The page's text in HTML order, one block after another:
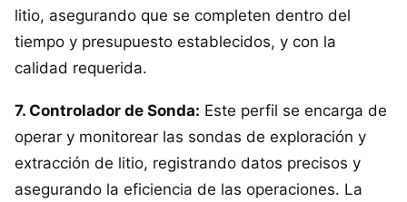
litio, asegurando que se completen dentro del
tiempo y presupuesto establecidos, y con la
calidad requerida.
7. Controlador de Sonda: Este perfil se encarga de
operar y monitorear las sondas de exploración y
extracción de litio, registrando datos precisos y
asegurando la eficiencia de las operaciones. La